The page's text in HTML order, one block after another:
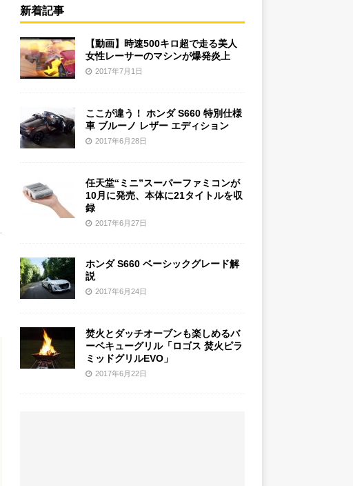
新着記事
【動画】時速500キロ超で走る美人
女性レーサーのマシンが爆発炎上
2017年7月1日
ここが違う！ ホンダ S660 特別仕様
車 ブルーノ レザー エディション
2017年6月28日
任天堂“ミニ”スーパーファミコンが
10月に発売、本体に21タイトルを収
録
2017年6月27日
ホンダ S660 ベーシックグレード解
説
2017年6月24日
焚火とダッチオーブンも楽しめるバ
ーベキューグリル「ロゴス 焚火ピラ
ミッドグリルEVO」
2017年6月22日